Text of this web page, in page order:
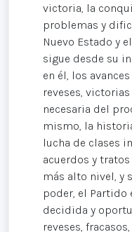
victoria, la
problemas y
Nuevo Estado y
sigue desde su
en él, los
reveses,
necesaria del
mismo, la
lucha de clases
acuerdos y
más alto nivel, y
poder, el Partido
decidida y
reveses,